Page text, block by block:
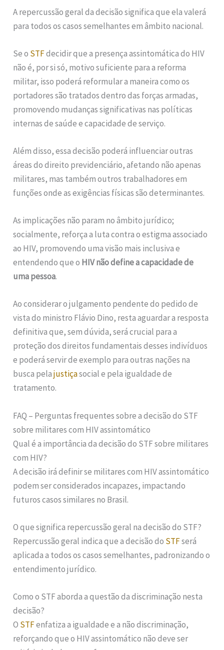
A repercussão geral da decisão significa que ela valerá
para todos os casos semelhantes em âmbito nacional.
Se o STFdecidir que a presença assintomática do HIV
não é, por si só, motivo suficiente para a reforma
militar, isso poderá reformular a maneira como os
portadores são tratados dentro das forças armadas,
promovendo mudanças significativas nas políticas
internas de saúde e capacidade de serviço.
Além disso, essa decisão poderá influenciar outras
áreas do direito previdenciário, afetando não apenas
militares, mas também outros trabalhadores em
funções onde as exigências físicas são determinantes.
As implicações não param no âmbito jurídico;
socialmente, reforça a luta contra o estigma associado
ao HIV, promovendo uma visão mais inclusiva e
entendendo que o HIV não define a capacidade de
uma pessoa.
Ao considerar o julgamento pendente do pedido de
vista do ministro Flávio Dino, resta aguardar a resposta
definitiva que, sem dúvida, será crucial para a
proteção dos direitos fundamentais desses indivíduos
e poderá servir de exemplo para outras nações na
busca pelajustiçasocial e pela igualdade de
tratamento.
FAQ – Perguntas frequentes sobre a decisão do STF
sobre militares com HIV assintomático
Qual é a importância da decisão do STF sobre militares
com HIV?
A decisão irá definir se militares com HIV assintomático
podem ser considerados incapazes, impactando
futuros casos similares no Brasil.
O que significa repercussão geral na decisão do STF?
Repercussão geral indica que a decisão do STFserá
aplicada a todos os casos semelhantes, padronizando o
entendimento jurídico.
Como o STF aborda a questão da discriminação nesta
decisão?
O STFenfatiza a igualdade e a não discriminação,
reforçando que o HIV assintomático não deve ser